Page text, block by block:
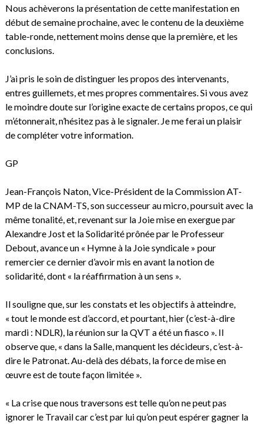
Nous achèverons la présentation de cette manifestation en
début de semaine prochaine, avec le contenu de la deuxième
table-ronde, nettement moins dense que la première, et les
conclusions.
J’ai pris le soin de distinguer les propos des intervenants,
entres guillemets, et mes propres commentaires. Si vous avez
le moindre doute sur l’origine exacte de certains propos, ce qui
m’étonnerait, n’hésitez pas à le signaler. Je me ferai un plaisir
de compléter votre information.
GP
Jean-François Naton, Vice-Président de la Commission AT-
MP de la CNAM-TS, son successeur au micro, poursuit avec la
même tonalité, et, revenant sur la Joie mise en exergue par
Alexandre Jost et la Solidarité prônée par le Professeur
Debout, avance un « Hymne à la Joie syndicale » pour
remercier ce dernier d’avoir mis en avant la notion de
solidarité, dont « la réaffirmation à un sens ».
Il souligne que, sur les constats et les objectifs à atteindre,
« tout le monde est d’accord, et pourtant, hier (c’est-à-dire
mardi : NDLR), la réunion sur la QVT a été un fiasco ». Il
observe que, « dans la Salle, manquent les décideurs, c’est-à-
dire le Patronat. Au-delà des débats, la force de mise en
œuvre est de toute façon limitée ».
« La crise que nous traversons est telle qu’on ne peut pas
ignorer le Travail car c’est par lui qu’on peut espérer gagner la